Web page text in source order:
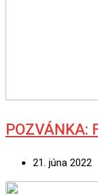
POZVÁNKA:
21. júna 2022